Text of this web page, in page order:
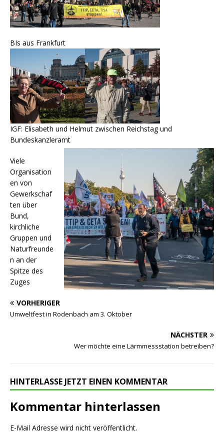
BIs aus Frankfurt
IGF: Elisabeth und Helmut zwischen Reichstag und
Bundeskanzleramt
Viele
Organisation
en von
Gewerkschaf
ten über
Bund,
kirchliche
Gruppen und
Naturfreunde
n an der
Spitze des
Zuges
VORHERIGER
Umweltfest in Rodenbach am 3. Oktober
NÄCHSTER
Wer möchte eine Lärmmessstation betreiben?
HINTERLASSE JETZT EINEN KOMMENTAR
Kommentar hinterlassen
E-Mail Adresse wird nicht veröffentlicht.